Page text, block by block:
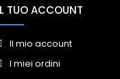
TUO ACCOUNT
Il mio account
I miei ordini